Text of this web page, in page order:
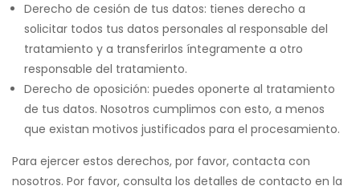
Derecho de cesión de tus datos: tienes derecho a
solicitar todos tus datos personales al responsable del
tratamiento y a transferirlos íntegramente a otro
responsable del tratamiento.
Derecho de oposición: puedes oponerte al tratamiento
de tus datos. Nosotros cumplimos con esto, a menos
que existan motivos justificados para el procesamiento.
Para ejercer estos derechos, por favor, contacta con
nosotros. Por favor, consulta los detalles de contacto en la